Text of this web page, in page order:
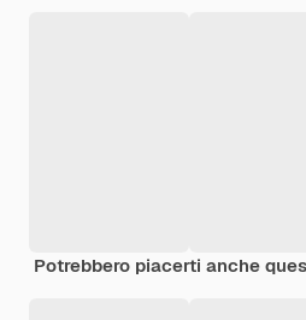
Potrebbero piacerti anche